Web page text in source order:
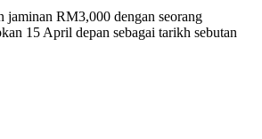
jaminan RM3,000 dengan seorang
15 April depan sebagai tarikh sebutan